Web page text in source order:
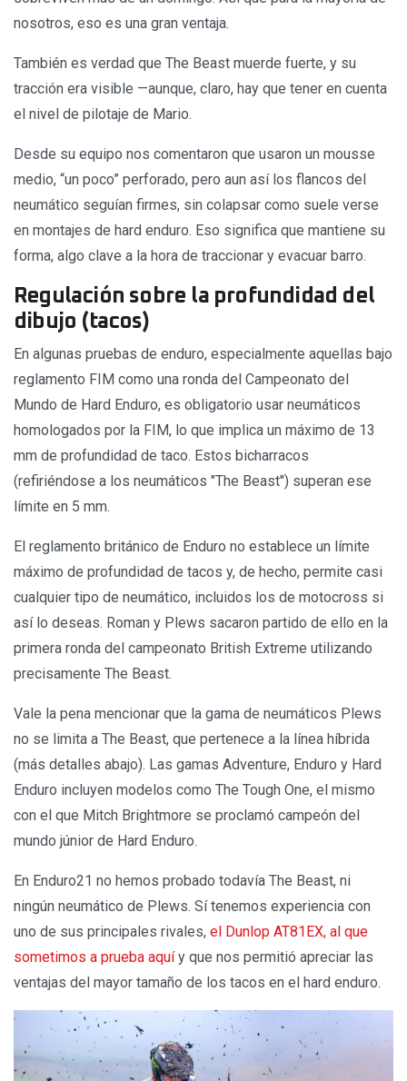
nosotros, eso es una gran ventaja.
También es verdad que The Beast muerde fuerte, y su
tracción era visible —aunque, claro, hay que tener en cuenta
el nivel de pilotaje de Mario.
Desde su equipo nos comentaron que usaron un mousse
medio, “un poco” perforado, pero aun así los flancos del
neumático seguían firmes, sin colapsar como suele verse
en montajes de hard enduro. Eso significa que mantiene su
forma, algo clave a la hora de traccionar y evacuar barro.
Regulación sobre la profundidad del
dibujo (tacos)
En algunas pruebas de enduro, especialmente aquellas bajo
reglamento FIM como una ronda del Campeonato del
Mundo de Hard Enduro, es obligatorio usar neumáticos
homologados por la FIM, lo que implica un máximo de 13
mm de profundidad de taco. Estos bicharracos
(refiriéndose a los neumáticos "The Beast") superan ese
límite en 5 mm.
El reglamento británico de Enduro no establece un límite
máximo de profundidad de tacos y, de hecho, permite casi
cualquier tipo de neumático, incluidos los de motocross si
así lo deseas. Roman y Plews sacaron partido de ello en la
primera ronda del campeonato British Extreme utilizando
precisamente The Beast.
Vale la pena mencionar que la gama de neumáticos Plews
no se limita a The Beast, que pertenece a la línea híbrida
(más detalles abajo). Las gamas Adventure, Enduro y Hard
Enduro incluyen modelos como The Tough One, el mismo
con el que Mitch Brightmore se proclamó campeón del
mundo júnior de Hard Enduro.
En Enduro21 no hemos probado todavía The Beast, ni
ningún neumático de Plews. Sí tenemos experiencia con
uno de sus principales rivales, el Dunlop AT81EX, al que
sometimos a prueba aquíy que nos permitió apreciar las
ventajas del mayor tamaño de los tacos en el hard enduro.